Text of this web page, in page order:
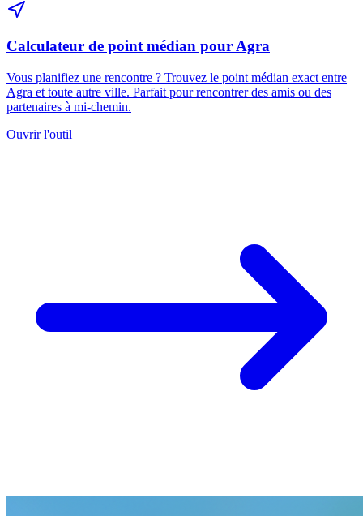
Calculateur de point médian pour Agra
Vous planifiez une rencontre ? Trouvez le point médian exact entre
Agra et toute autre ville. Parfait pour rencontrer des amis ou des
partenaires à mi-chemin.
Ouvrir l'outil